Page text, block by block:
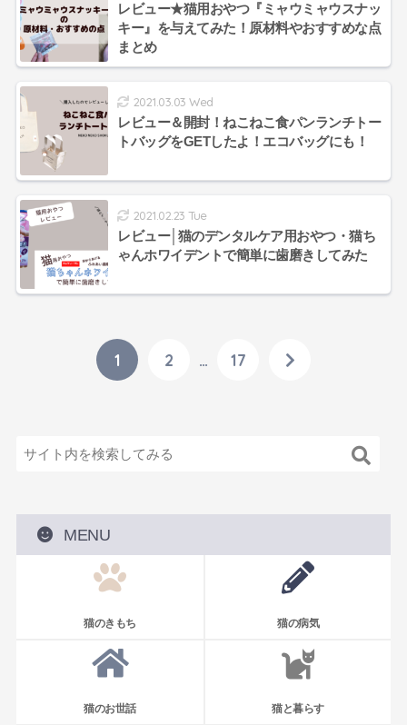
レビュー★猫用おやつ『ミャウミャウスナッ
キー』を与えてみた！原材料やおすすめな点
まとめ
2021.03.03 Wed
レビュー＆開封！ねこねこ食パンランチトー
トバッグをGETしたよ！エコバッグにも！
2021.02.23 Tue
レビュー│猫のデンタルケア用おやつ・猫ち
ゃんホワイデントで簡単に歯磨きしてみた
1 2 … 17
MENU
猫のきもち 猫の病気
猫のお世話 猫と暮らす